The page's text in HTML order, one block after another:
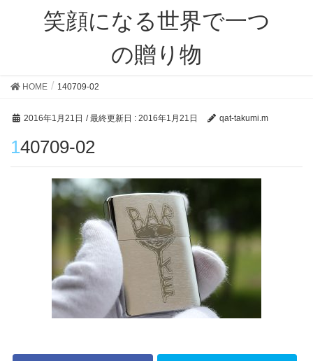
笑顔になる世界で一つ
の贈り物
HOME 140709-02
2016年1月21日 / 最終更新日 : 2016年1月21日 qat-takumi.m
140709-02